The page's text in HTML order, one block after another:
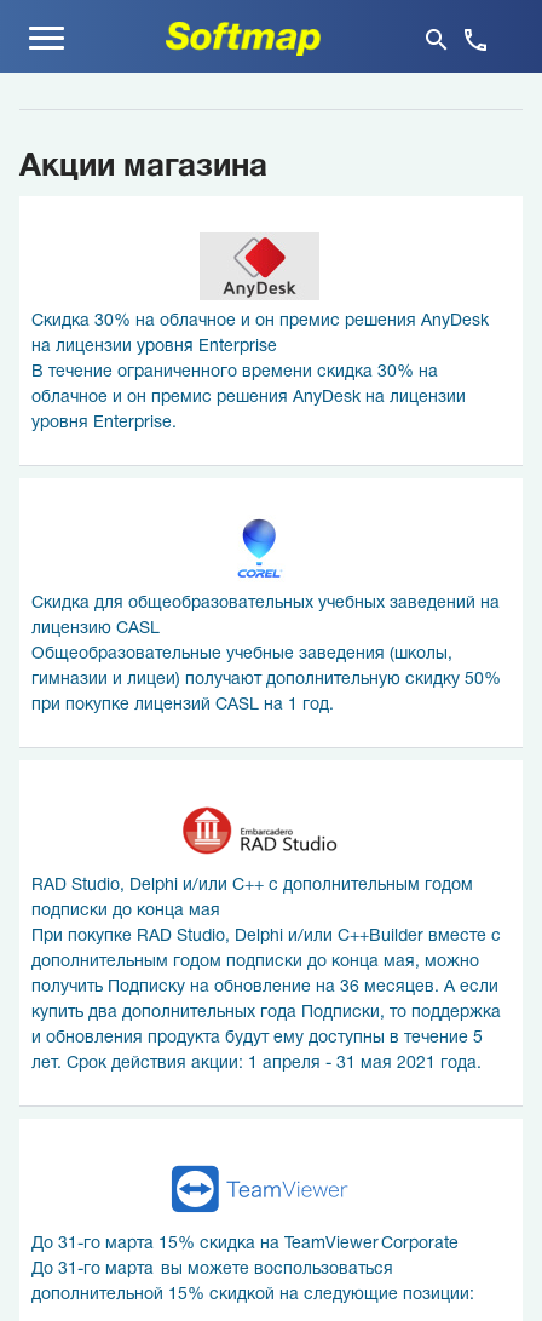
Меню
Акции магазина
Скидка 30% на облачное и он премис решения AnyDesk
на лицензии уровня Enterprise
В течение ограниченного времени скидка 30% на
облачное и он премис решения AnyDesk на лицензии
уровня Enterprise.
Скидка для общеобразовательных учебных заведений на
лицензию CASL
Общеобразовательные учебные заведения (школы,
гимназии и лицеи) получают дополнительную скидку 50%
при покупке лицензий CASL на 1 год.
RAD Studio, Delphi и/или C++ с дополнительным годом
подписки до конца мая
При покупке RAD Studio, Delphi и/или C++Builder вместе с
дополнительным годом подписки до конца мая, можно
получить Подписку на обновление на 36 месяцев. А если
купить два дополнительных года Подписки, то поддержка
и обновления продукта будут ему доступны в течение 5
лет. Срок действия акции: 1 апреля - 31 мая 2021 года.
До 31-го марта 15% скидка на TeamViewer Corporate
До 31-го марта вы можете воспользоваться
дополнительной 15% скидкой на следующие позиции: